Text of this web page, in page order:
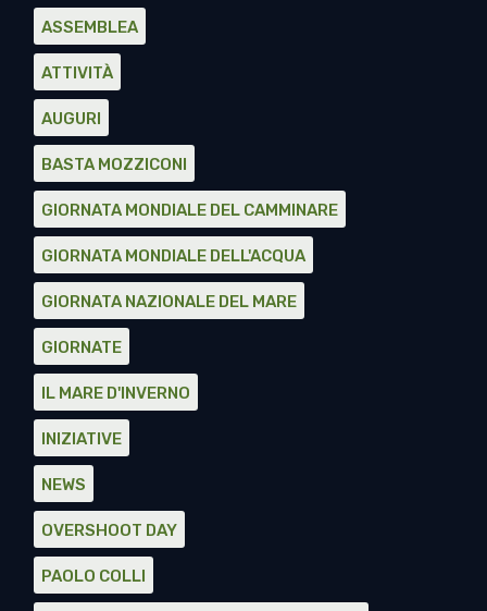
ASSEMBLEA
ATTIVITÀ
AUGURI
BASTA MOZZICONI
GIORNATA MONDIALE DEL CAMMINARE
GIORNATA MONDIALE DELL'ACQUA
GIORNATA NAZIONALE DEL MARE
GIORNATE
IL MARE D'INVERNO
INIZIATIVE
NEWS
OVERSHOOT DAY
PAOLO COLLI